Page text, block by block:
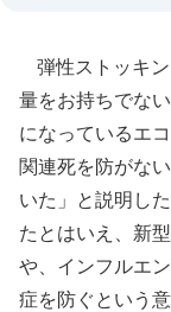
弾性ストッキ
量をお持ちでな
になっているエ
関連死を防がな
いた」と説明し
たとはいえ、新
や、インフルエ
症を防ぐという